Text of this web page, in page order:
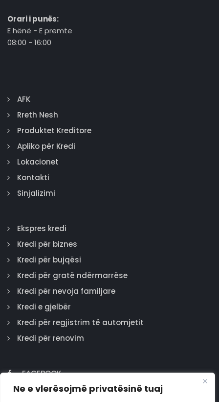
Ne e vlerësojmë privatësinë tuaj
Orari i punës:
E hënë - E premte
08:00 - 16:00
AFK
Rreth Nesh
Produktet Kreditore
Apliko për Kredi
Lokacionet
Kontakti
Sinjalizimi
Ekspres kredi
Kredi për biznes
Kredi për bujqësi
Kredi për gratë ndërmarrëse
Kredi për nevoja familjare
Kredi e gjelbër
Kredi për regjistrim të automjetit
Kredi për renovim
FACEBOOK
GOOGLE